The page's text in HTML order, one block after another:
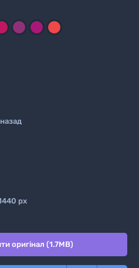
px
оригінал (1.7MB)